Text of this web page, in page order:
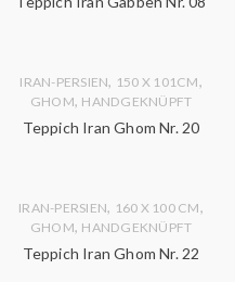
IRAN-PERSIEN, 150 X 101CM,
GHOM, HANDGEKNÜPFT
Teppich Iran Ghom Nr. 20
IRAN-PERSIEN, 160 X 100 CM,
GHOM, HANDGEKNÜPFT
Teppich Iran Ghom Nr. 22